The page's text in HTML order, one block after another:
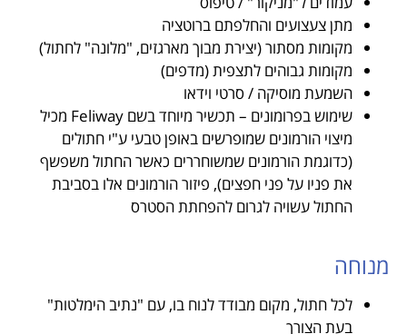
מתן צעצועים והחלפתם ברוטציה
מקומות מסתור (יצירת מבוך מארגזים, "מלונה" לחתול)
מקומות גבוהים לתצפית (מדפים)
השמעת מוסיקה / סרטי וידאו
שימוש בפרומונים – תכשיר מיוחד בשם Feliway מכיל
מיצוי הורמונים שמופרשים באופן טבעי ע"י חתולים
(כדוגמת הורמונים שמשוחררים כאשר החתול משפשף
את פניו על פני חפצים), פיזור הורמונים אלו בסביבת
החתול עשויה לגרום להפחתת הסטרס
מנוחה
לכל חתול, מקום מבודד לנוח בו, עם "נתיב הימלטות"
בעת הצורך